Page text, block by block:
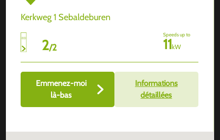
Kerkweg 1 Sebaldeburen
2/2
Speeds up to
11kW
Emmenez-moi
là-bas
Informations
détaillées